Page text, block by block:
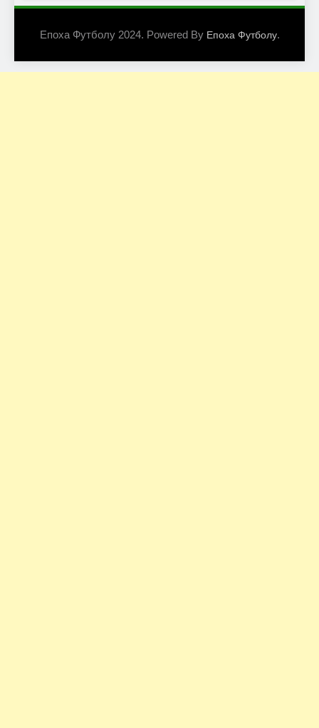
Епоха Футболу 2024. Powered By Епоха Футболу.